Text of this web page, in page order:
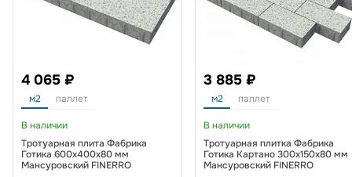
4 065 ₽
м2 паллет
В наличии
Тротуарная плита Фабрика
Готика 600х400х80 мм
Мансуровский FINERRO
3 885 ₽
м2 паллет
В наличии
Тротуарная плитка Фабрика
Готика Картано 300х150х80 мм
Мансуровский FINERRO